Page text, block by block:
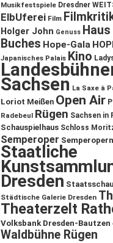
Musikfestspiele Dresdner
ElbUferei Film
Holger John Genuss
Buches Hope-Gala
Japanisches Palais Kino
Sachsen La Saxe à
Loriot Meißen Open Air
Radebeul Rügen Sachsen in
Schauspielhaus Schloss
Semperoper
Staatliche
Dresden
Städtische Galerie Dresden
Theaterzelt
Volksbank Dresden-Bautzen
Waldbühne Rügen